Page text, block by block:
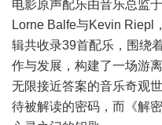
电影原声配乐由音乐总监
Lorne Balfe与Kevin Riepl
辑共收录39首配乐，围绕
作与发展，构建了一场游
无限接近答案的音乐奇观
待被解读的密码，而《解